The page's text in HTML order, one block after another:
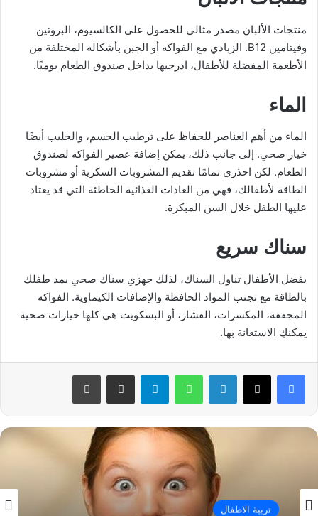
منتجات الألبان مصدر مثالي للحصول على الكالسيوم، البروتين
وفيتامين B12. الزبادي مع الفواكه أو الجبن بأشكاله المختلفة من
الأطعمة المفضلة للأطفال، ادرجيها بداخل صندوق الطعام يوميًا.
الماء
الماء من أهم العناصر للحفاظ على ترطيب الجسم، والحليب أيضًا
خيار صحي. إلى جانب ذلك، يمكن إضافة عصير الفواكه لصندوق
الطعام. لكن احذري تمامًا تقديم المشروبات السكرية أو مشروبات
الطاقة لأطفالك، فهي من العادات الغذائية الخاطئة التي قد يعتاد
عليها الطفل خلال السن المبكرة.
سناك سريع
يفضل الأطفال تناول السناك، لذلك جهزي سناك صحي يمد طفلك
بالطاقة مع تجنب المواد الحافظة والإضافات الكيماوية. الفواكه
المجففة، المكسرات، الفشار، أو البسكويت هي كلها خيارات صحية
يمكنكِ الاستعانة بها.
فيسبوك لينكدإن واتساب
تربية الاطفال